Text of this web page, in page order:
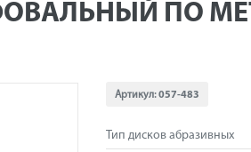
ПО
Артикул:057-483
Тип дисков абразивных